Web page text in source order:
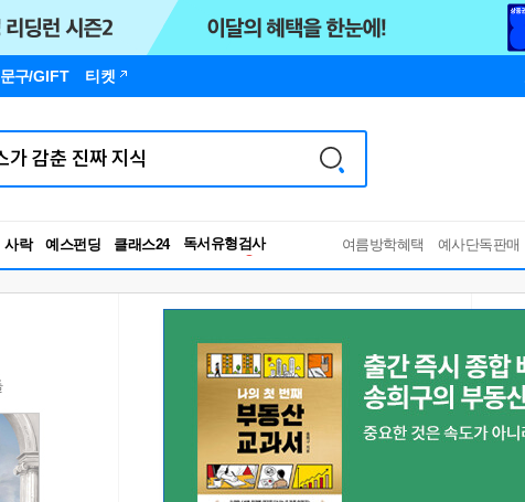
문구/GIFT 티켓
사락 예스펀딩 클래스24
RBTI Lab
독서유형검사
여름방학혜택 예사단독판매